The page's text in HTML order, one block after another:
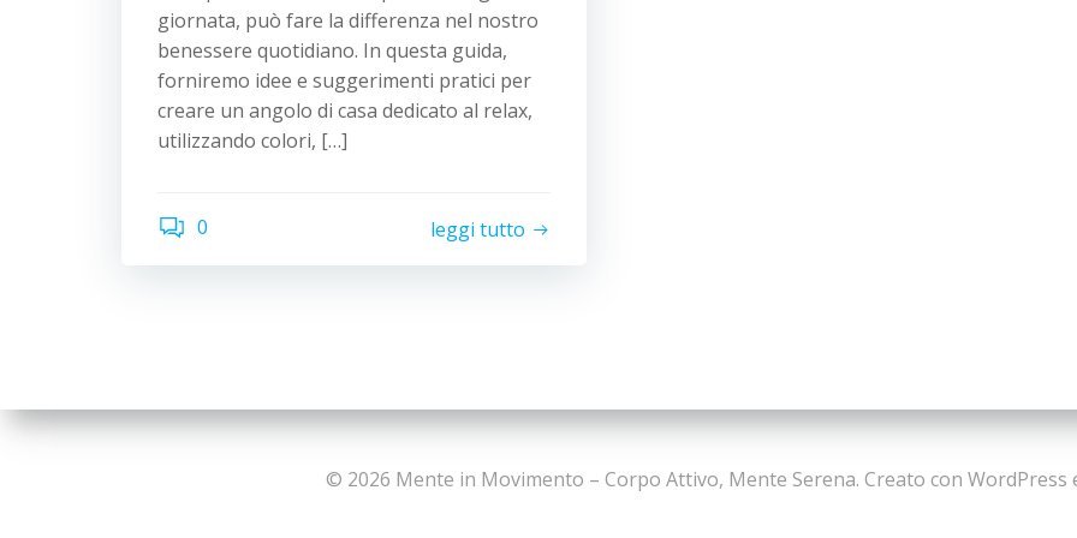
giornata, può fare la differenza nel nostro
benessere quotidiano. In questa guida,
forniremo idee e suggerimenti pratici per
creare un angolo di casa dedicato al relax,
utilizzando colori, […]
0 leggi tutto
© 2026 Mente in Movimento – Corpo Attivo, Mente Serena. Creato con WordPress